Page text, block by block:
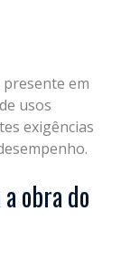
em
usos
exigências
obra do